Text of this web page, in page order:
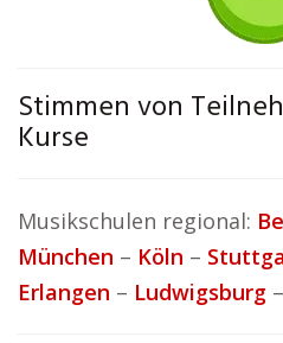
Stimmen von
Kurse
Musikschulen regional:
München – Köln –
Erlangen – Ludwigsburg –